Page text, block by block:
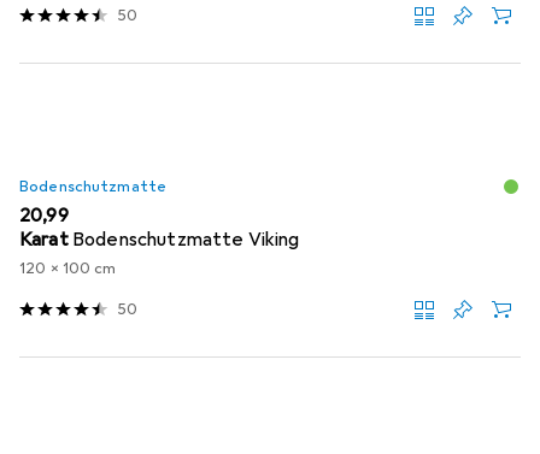
50
Bodenschutzmatte
EUR
20,99
Karat Bodenschutzmatte Viking
120 x 100 cm
50